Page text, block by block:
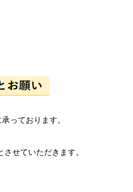
っております。
せていただきます。